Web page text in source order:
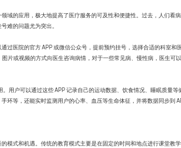
域的应用，极大地提高了医疗服务的可及性和便捷性。过去，人们看
难的问题尤为突出。
过医院的官方 APP 或微信公众号，提前预约挂号，选择合适的科室和
片或视频的方式向医生咨询病情，对于一些常见病、慢性病，医生可
用户可以通过这些 APP 记录自己的运动数据、饮食情况、睡眠质量
环等，还能实时监测用户的心率、血压等生命体征，并将数据同步到
模式和机遇。传统的教育模式主要是在固定的时间和地点进行课堂教